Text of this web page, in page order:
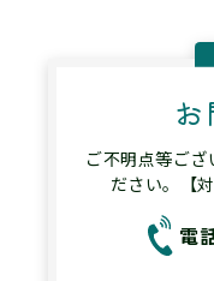
ご不明点等ご
ださい。【
電